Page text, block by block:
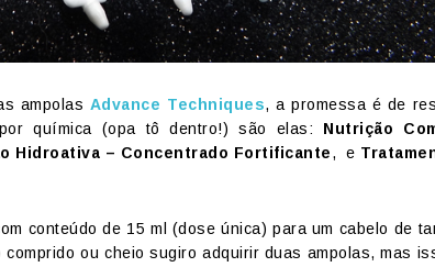
ampolas Advance Techniques, a promessa é de
química (opa tô dentro!) são elas: Nutrição
Hidroativa – Concentrado Fortificante, e
conteúdo de 15 ml (dose única) para um cabelo de
comprido ou cheio sugiro adquirir duas ampolas, mas